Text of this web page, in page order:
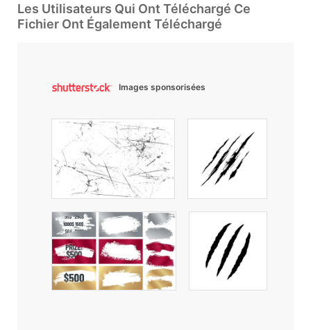
Les Utilisateurs Qui Ont Téléchargé Ce
Fichier Ont Également Téléchargé
Images sponsorisées